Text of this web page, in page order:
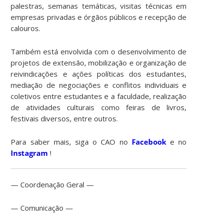
palestras, semanas temáticas, visitas técnicas em
empresas privadas e órgãos públicos e recepção de
calouros.
Também está envolvida com o desenvolvimento de
projetos de extensão, mobilização e organização de
reivindicações e ações políticas dos estudantes,
mediação de negociações e conflitos individuais e
coletivos entre estudantes e a faculdade, realização
de atividades culturais como feiras de livros,
festivais diversos, entre outros.
Para saber mais, siga o CAO no Facebooke no
Instagram !
— Coordenação Geral —
— Comunicação —